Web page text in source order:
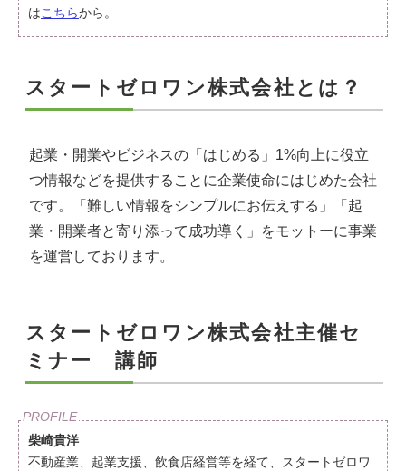
はこちらから。
スタートゼロワン株式会社とは？
起業・開業やビジネスの「はじめる」1%向上に役立
つ情報などを提供することに企業使命にはじめた会社
です。「難しい情報をシンプルにお伝えする」「起
業・開業者と寄り添って成功導く」をモットーに事業
を運営しております。
スタートゼロワン株式会社主催セ
ミナー 講師
柴崎貴洋
不動産業、起業支援、飲食店経営等を経て、スタートゼロワ